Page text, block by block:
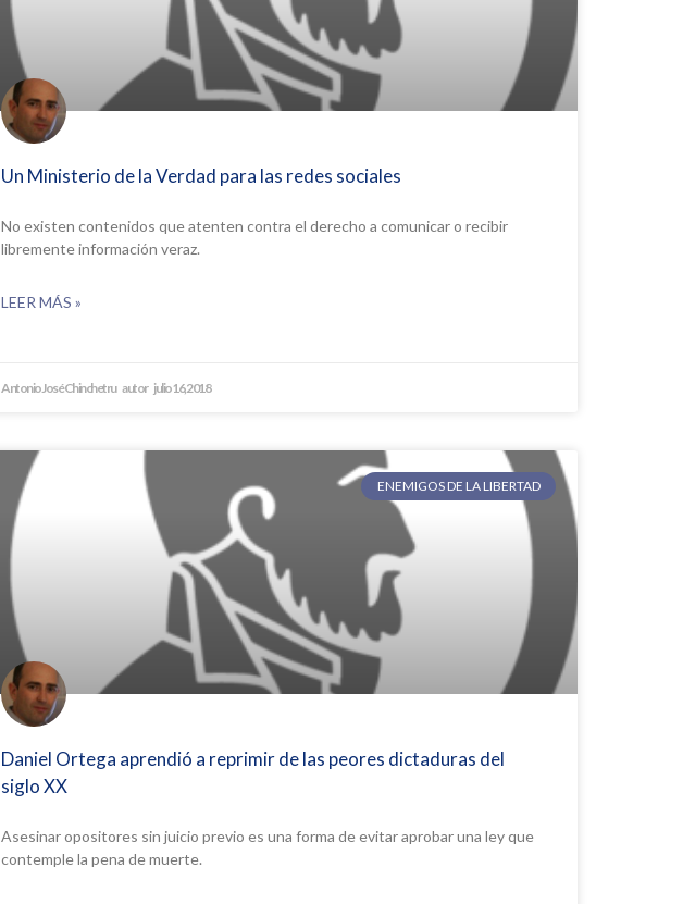
Un Ministerio de la Verdad para las redes sociales
No existen contenidos que atenten contra el derecho a comunicar o recibir
libremente información veraz.
LEER MÁS »
Antonio José Chinchetru julio 16, 2018
ENEMIGOS DE LA LIBERTAD
Daniel Ortega aprendió a reprimir de las peores dictaduras del
siglo XX
Asesinar opositores sin juicio previo es una forma de evitar aprobar una ley que
contemple la pena de muerte.